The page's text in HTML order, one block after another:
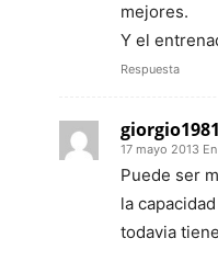
mejores.
Y el
Respuesta
giorgio1981
17 mayo 2013
Puede ser
la
todavia